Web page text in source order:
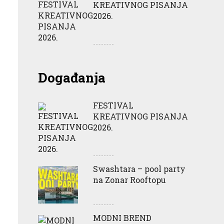
KREATIVNOG PISANJA
2026.
Događanja
FESTIVAL
KREATIVNOG PISANJA
2026.
Swashtara – pool party
na Zonar Rooftopu
MODNI BREND